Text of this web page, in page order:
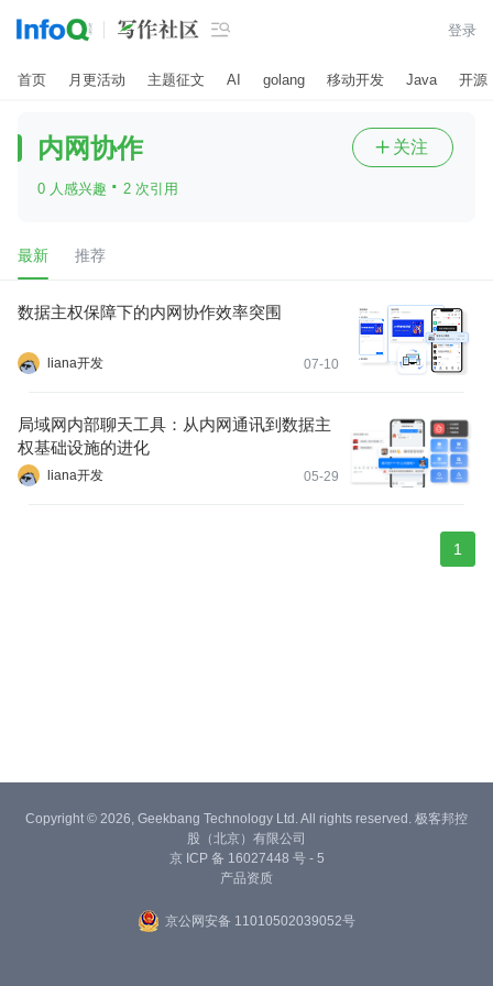
 登录
首页 月更活动 主题征文 AI golang 移动开发 Java 开源
内网协作
0 人感兴趣 · 2 次引用
 关注
最新 推荐
数据主权保障下的内网协作效率突围
liana开发 07-10
局域网内部聊天工具：从内网通讯到数据主
权基础设施的进化
liana开发 05-29
1
Copyright © 2026, Geekbang Technology Ltd. All rights reserved. 极客邦控
股（北京）有限公司
京 ICP 备 16027448 号 - 5
产品资质
京公网安备 11010502039052号